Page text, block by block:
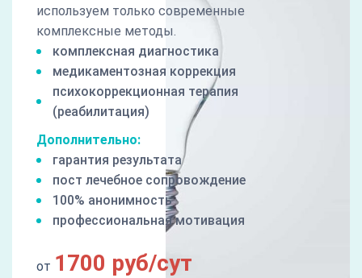
используем только современные
комплексные методы.
комплексная диагностика
медикаментозная коррекция
психокоррекционная терапия
(реабилитация)
Дополнительно:
гарантия результата
пост лечебное сопровождение
100% анонимность
профессиональная мотивация
от 1700 руб/сут